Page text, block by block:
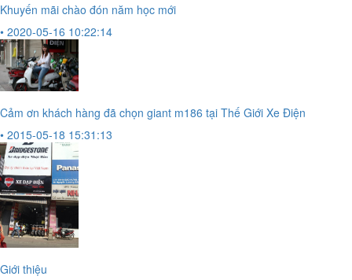
Khuyến mãi chào đón năm học mới
• 2020-05-16 10:22:14
Cảm ơn khách hàng đã chọn giant m186 tại Thế Giới Xe Điện
• 2015-05-18 15:31:13
Giới thiệu